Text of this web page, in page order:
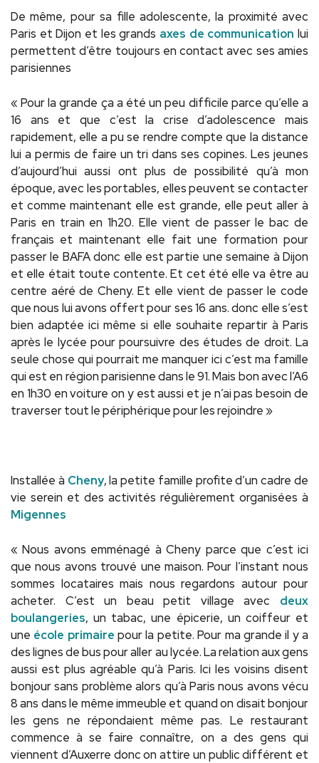
De même, pour sa fille adolescente, la proximité avec
Paris et Dijon et les grands axes de communication lui
permettent d’être toujours en contact avec ses amies
parisiennes
« Pour la grande ça a été un peu difficile parce qu’elle a
16 ans et que c’est la crise d’adolescence mais
rapidement, elle a pu se rendre compte que la distance
lui a permis de faire un tri dans ses copines. Les jeunes
d’aujourd’hui aussi ont plus de possibilité qu’à mon
époque, avec les portables, elles peuvent se contacter
et comme maintenant elle est grande, elle peut aller à
Paris en train en 1h20. Elle vient de passer le bac de
français et maintenant elle fait une formation pour
passer le BAFA donc elle est partie une semaine à Dijon
et elle était toute contente. Et cet été elle va être au
centre aéré de Cheny. Et elle vient de passer le code
que nous lui avons offert pour ses 16 ans. donc elle s’est
bien adaptée ici même si elle souhaite repartir à Paris
après le lycée pour poursuivre des études de droit. La
seule chose qui pourrait me manquer ici c’est ma famille
qui est en région parisienne dans le 91. Mais bon avec l’A6
en 1h30 en voiture on y est aussi et je n’ai pas besoin de
traverser tout le périphérique pour les rejoindre »
Installée à Cheny, la petite famille profite d’un cadre de
vie serein et des activités régulièrement organisées à
Migennes
« Nous avons emménagé à Cheny parce que c’est ici
que nous avons trouvé une maison. Pour l’instant nous
sommes locataires mais nous regardons autour pour
acheter. C’est un beau petit village avec deux
boulangeries, un tabac, une épicerie, un coiffeur et
une école primaire pour la petite. Pour ma grande il y a
des lignes de bus pour aller au lycée. La relation aux gens
aussi est plus agréable qu’à Paris. Ici les voisins disent
bonjour sans problème alors qu’à Paris nous avons vécu
8 ans dans le même immeuble et quand on disait bonjour
les gens ne répondaient même pas. Le restaurant
commence à se faire connaître, on a des gens qui
viennent d’Auxerre donc on attire un public différent et